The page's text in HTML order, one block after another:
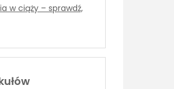
w ciąży – sprawdź,